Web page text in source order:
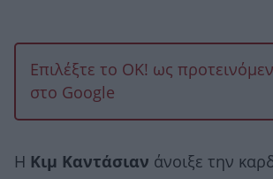
Επιλέξτε το OK! ως
στο Google
Η Κιμ Καντάσιαν άνοιξε την